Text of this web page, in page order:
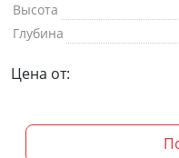
Высота
Глубина
Цена от: